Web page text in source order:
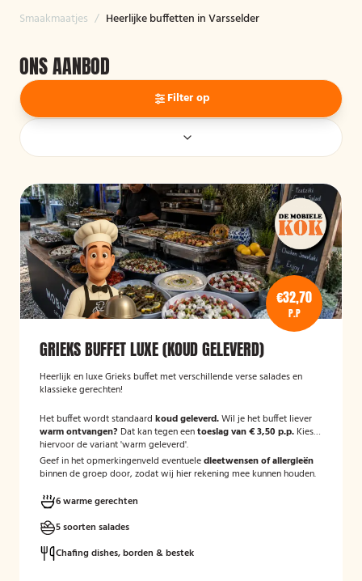
Smaakmaatjes / Heerlijke buffetten in Varsselder
ONS AANBOD
Filter op
€32,70
P.P
GRIEKS BUFFET LUXE (KOUD GELEVERD)
Heerlijk en luxe Grieks buffet met verschillende verse salades en
klassieke gerechten!
Het buffet wordt standaard koud geleverd.Wil je het buffet liever
warm ontvangen? Dat kan tegen eentoeslag van € 3,50 p.p. Kies
hiervoor de variant 'warm geleverd'.
Geef in het opmerkingenveld eventueledieetwensen of allergieën
binnen de groep door, zodat wij hier rekening mee kunnen houden.
6 warme gerechten
5 soorten salades
Chafing dishes, borden & bestek